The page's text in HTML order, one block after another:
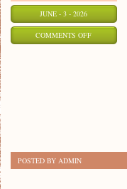
JUNE - 3 - 2026
COMMENTS OFFON
POSTED BY ADMIN